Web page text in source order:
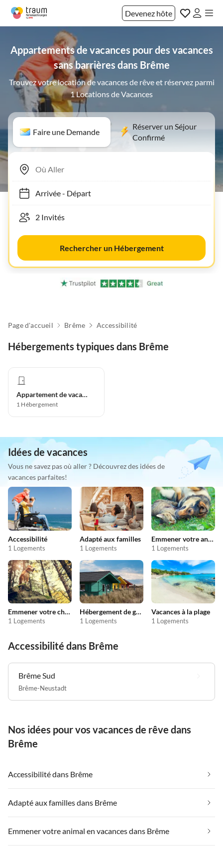
Devenez hôte
Appartements de vacances pour des vacances
sans barrières dans Brême
Trouvez votre location de vacances de rêve et réservez parmi
1 Locations de Vacances
Faire une Demande
Réserver un Séjour
Confirmé
Arrivée- Départ
Rechercher un Hébergement
Page d'accueil Brême Accessibilité
Hébergements typiques dans Brême
Appartement de vacances
1 Hébergement
Idées de vacances
Vous ne savez pas où aller ? Découvrez des idées de
vacances parfaites!
Accessibilité
1 Logements
Adapté aux familles
1 Logements
Emmener votre animal en vacances
1 Logements
Emmener votre chien en vacances
1 Logements
Hébergement de groupe
1 Logements
Vacances à la plage
1 Logements
Accessibilité dans Brême
Brême Sud
Brême-Neustadt
Nos idées pour vos vacances de rêve dans
Brême
Accessibilité dans Brême
Adapté aux familles dans Brême
Emmener votre animal en vacances dans Brême